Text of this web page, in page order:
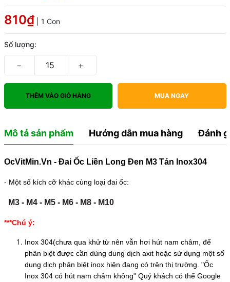
810₫ | 1 Con
Số lượng:
− +
THÊM VÀO GIỎ HÀNG MUA NGAY
Mô tả sản phẩm Hướng dẫn mua hàng Đánh
OcVitMin.Vn - Đai Ốc Liền Long Đen M3 Tán Inox304
- Một số kích cỡ khác cùng loại đai ốc:
M3- M4- M5- M6- M8- M10
***Chú ý:
Inox 304(chưa qua khử từ nên vẫn hơi hút nam châm, để
phân biệt được cần dùng dung dịch axit hoặc sử dụng một số
dung dịch phân biệt inox hiện đang có trên thị trường. "Ốc
Inox 304 có hút nam châm không" Quý khách có thể Google